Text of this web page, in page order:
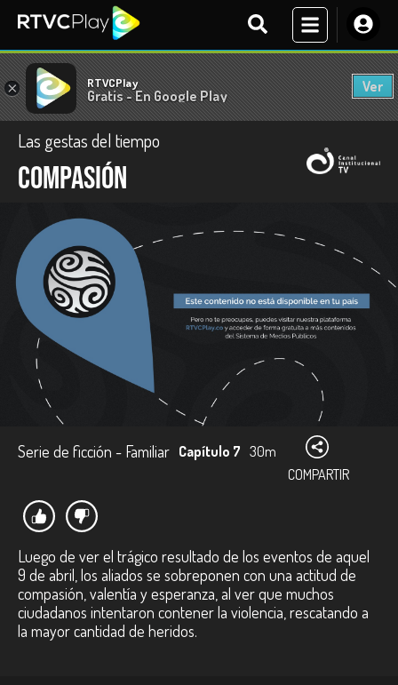
× RTVCPlay
Gratis - En Google Play
Ver
Las gestas del tiempo
Compasión
Serie de ficción - Familiar Capítulo 7 30m
COMPARTIR
Luego de ver el trágico resultado de los eventos de aquel
9 de abril, los aliados se sobreponen con una actitud de
compasión, valentía y esperanza, al ver que muchos
ciudadanos intentaron contener la violencia, rescatando a
la mayor cantidad de heridos.